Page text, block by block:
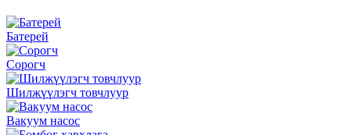
Батерей
Сорогч
Шилжүүлэгч товчлуур
Вакуум насос